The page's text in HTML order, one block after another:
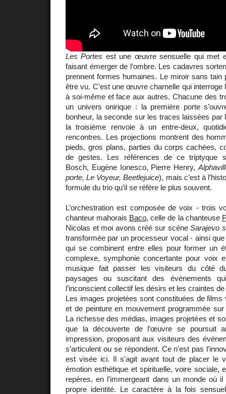
Les Portes est une œuvre sensuelle qui met
faisant émerger de l’ombre. Les cadavres
prennent formes humaines. Le miroir sans
être vu. C’est une œuvre charnelle qui interroge
à soi-même et face aux autres. Chacune des
un univers onirique : la première porte
bonheur, la seconde sur les traces laissées par
la troisième renvoie à un entre-deux,
rencontres. Les projections montrent des
pieds, gros plans, parties du corps cachées,
de gestes. Les références de ce triptyque
Bosch, Eugène Ionesco, Pierre Henry,
porte, Le Voyeur, Beetlejuice), mais c’est à
formule du trio qu’il se réfère le plus souvent.
L’orchestration est composée de voix - trois
chanteur mahorais Baco, celle de la chanteuse
Nicolas et moi avons créé sur scèneSarajevo
transformée par un processeur vocal - ainsi que
qui se combinent entre elles pour former un
complexe, symphonie concertante pour voix
musique fait passer les visiteurs du côté
paysages ou suscitant des événements
l’inconscient collectif les désirs et les craintes
Les images projetées sont constituées de films
et de peinture en mouvement programmée
La richesse des médias, images projetées et
que la découverte de l’œuvre se poursuit
impression, proposant aux visiteurs des
s’articulent ou se répondent. Ce n'est pas
est visée ici. Il s'agit avant tout de placer le
émotion esthétique et spirituelle, voire sociale,
repères, en l'immergeant dans un monde où
propre identité. Le caractère à la fois